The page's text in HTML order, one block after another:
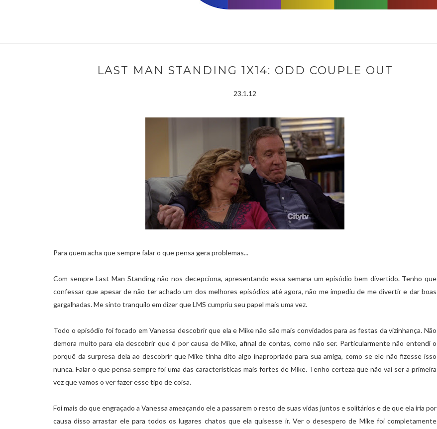
LAST MAN STANDING 1X14: ODD COUPLE OUT
23.1.12
Para quem acha que sempre falar o que pensa gera problemas...
Com sempre Last Man Standing não nos decepciona, apresentando essa semana um episódio bem divertido. Tenho que
confessar que apesar de não ter achado um dos melhores episódios até agora, não me impediu de me divertir e dar boas
gargalhadas. Me sinto tranquilo em dizer que LMS cumpriu seu papel mais uma vez.
Todo o episódio foi focado em Vanessa descobrir que ela e Mike não são mais convidados para as festas da vizinhança. Não
demora muito para ela descobrir que é por causa de Mike, afinal de contas, como não ser. Particularmente não entendi o
porquê da surpresa dela ao descobrir que Mike tinha dito algo inapropriado para sua amiga, como se ele não fizesse isso
nunca. Falar o que pensa sempre foi uma das características mais fortes de Mike. Tenho certeza que não vai ser a primeira
vez que vamos o ver fazer esse tipo de coisa.
Foi mais do que engraçado a Vanessa ameaçando ele a passarem o resto de suas vidas juntos e solitários e de que ela iria por
causa disso arrastar ele para todos os lugares chatos que ela quisesse ir. Ver o desespero de Mike foi completamente